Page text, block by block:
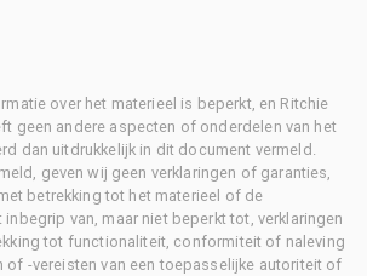
over het materieel is beperkt, en Ritchie
geen andere aspecten of onderdelen van het
dan uitdrukkelijk in dit document vermeld.
geven wij geen verklaringen of garanties,
betrekking tot het materieel of de
inbegrip van, maar niet beperkt tot, verklaringen
tot functionaliteit, conformiteit of naleving
of -vereisten van een toepasselijke autoriteit of